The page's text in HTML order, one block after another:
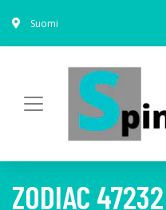
Suomi
ZODIAC